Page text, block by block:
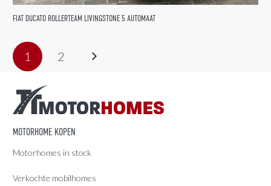
FIAT DUCATO ROLLERTEAM LIVINGSTONE 5 AUTOMAAT
1 2
MOTORHOME KOPEN
Motorhomes in stock
Verkochte mobilhomes